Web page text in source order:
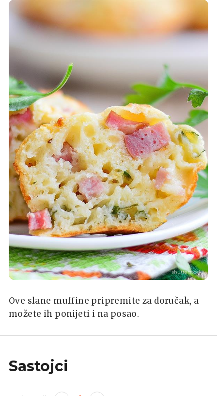
shutterstock
Ove slane muffine pripremite za doručak, a
možete ih ponijeti i na posao.
Sastojci